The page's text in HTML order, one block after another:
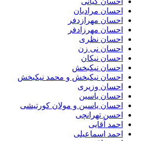
احسان مرادیان
احسان مهرازدفر
احسان مهرزادفر
احسان نظری
احسان نی زن
احسان نیکان
احسان نیکبخش
احسان نیکبخش و محمد نیکبخش
احسان وزیری
احسان یاسین
احسان یاسین و مولان کورتیشی
احسن تهرانچی
احمد آقایی
احمد اسماعیلی